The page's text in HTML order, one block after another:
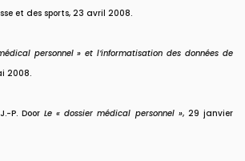
et des sports, 23 avril 2008.
personnel » et l’informatisation des données de
2008.
P. Door Le « dossier médical personnel », 29 janvier